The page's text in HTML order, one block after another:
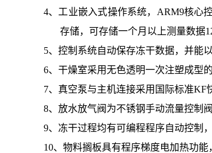
4、工业嵌入式操作系统，ARM9核心
存储，可存储一个月以上测量数据
5、控制系统自动保存冻干数据，并能
6、干燥室采用无色透明一次注塑成型
7、 真空泵与主机连接采用国际标准KF
8、放水放气阀为不锈钢手动流量控制
9、冻干过程均有可编程程序自动控制
10、物料搁板具有程序梯度电加热功